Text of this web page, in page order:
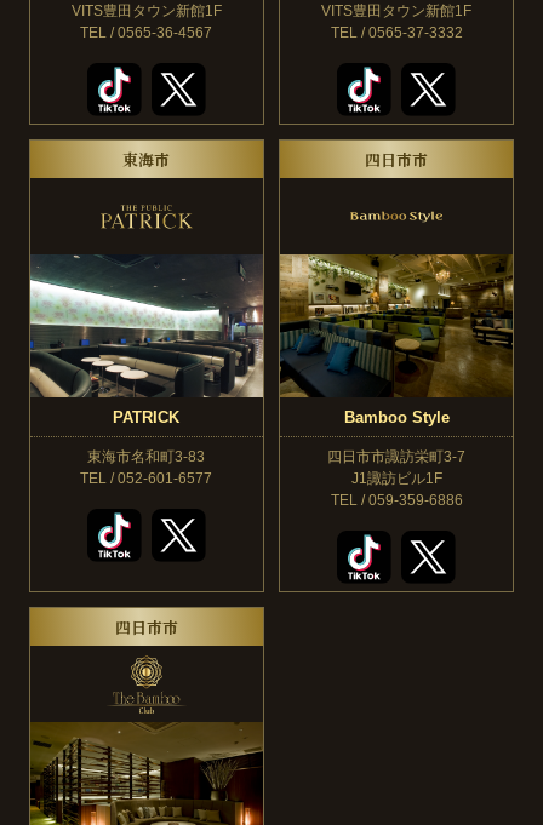
VITS豊田タウン新館1F
TEL / 0565-36-4567
VITS豊田タウン新館1F
TEL / 0565-37-3332
東海市
PATRICK
東海市名和町3-83
TEL / 052-601-6577
四日市市
Bamboo Style
四日市市諏訪栄町3-7
J1諏訪ビル1F
TEL / 059-359-6886
四日市市